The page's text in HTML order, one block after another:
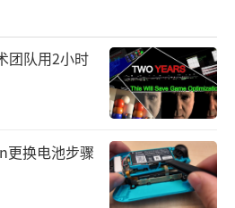
团队用2小时
更换电池步骤